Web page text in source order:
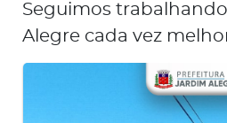
Seguimos
Alegre cada vez